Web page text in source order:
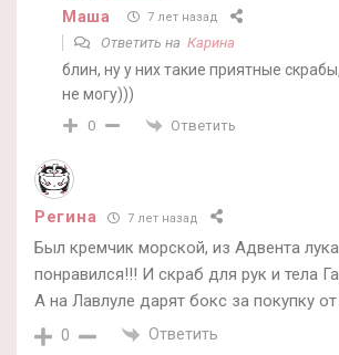
Маша 7 лет назад
Ответить на Карина
блин, ну у них такие приятные
не могу)))
0 Ответить
Регина 7 лет назад
Был кремчик морской, из Адвента
понравился!!! И скраб для рук и тела
А на Лавлуле дарят бокс за покупку
0 Ответить